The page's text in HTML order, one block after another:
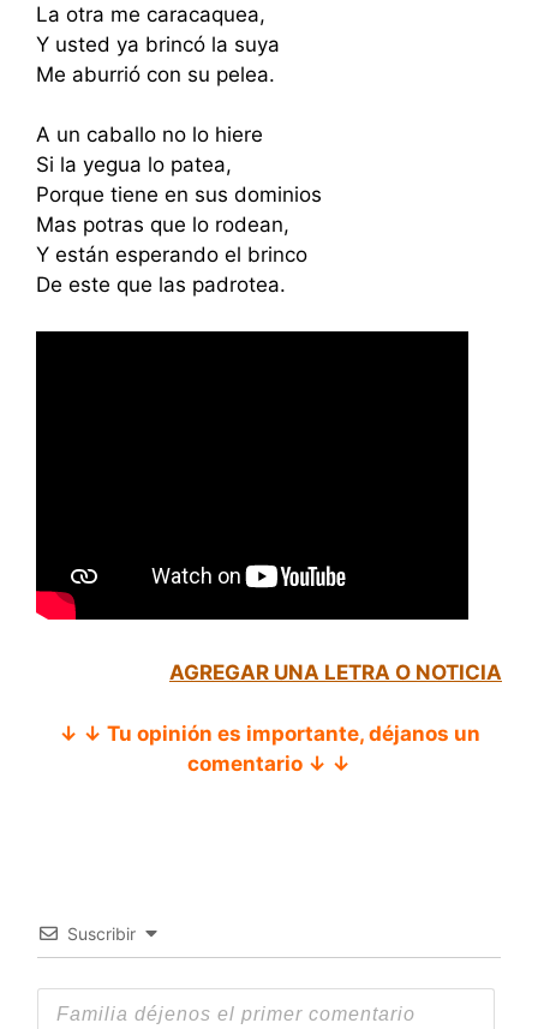
La otra me caracaquea,
Y usted ya brincó la suya
Me aburrió con su pelea.
A un caballo no lo hiere
Si la yegua lo patea,
Porque tiene en sus dominios
Mas potras que lo rodean,
Y están esperando el brinco
De este que las padrotea.
AGREGAR UNA LETRA O NOTICIA
↓ ↓ Tu opinión es importante, déjanos un
comentario ↓ ↓
Suscribir